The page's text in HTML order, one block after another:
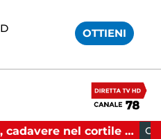
OTTIENI
CRONACA 09:52